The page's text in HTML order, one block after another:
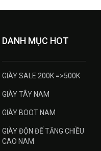
DANH MỤC HOT
GIÀY SALE 200K =>500K
GIÀY TÂY NAM
GIÀY BOOT NAM
GIÀY ĐỘN ĐẾ TĂNG CHIỀU
CAO NAM